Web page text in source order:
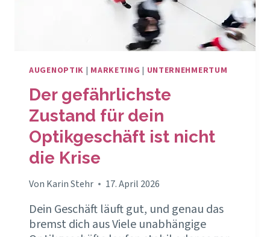
AUGENOPTIK | MARKETING | UNTERNEHMERTUM
Der gefährlichste
Zustand für dein
Optikgeschäft ist nicht
die Krise
Von Karin Stehr 17. April 2026
Dein Geschäft läuft gut, und genau das
bremst dich aus Viele unabhängige